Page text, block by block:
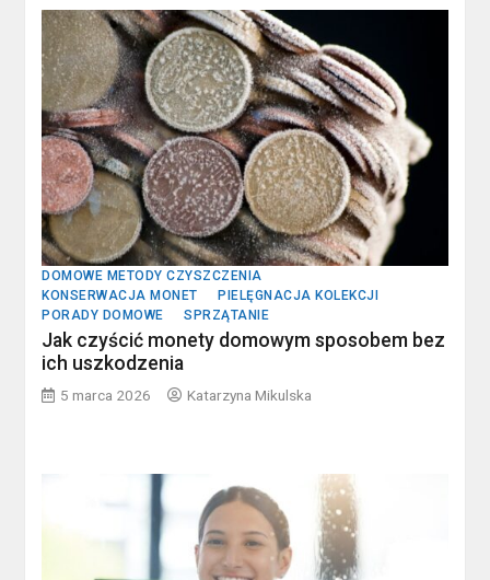
DOMOWE METODY CZYSZCZENIA
KONSERWACJA MONET
PIELĘGNACJA KOLEKCJI
PORADY DOMOWE
SPRZĄTANIE
Jak czyścić monety domowym sposobem bez
ich uszkodzenia
5 marca 2026 Katarzyna Mikulska